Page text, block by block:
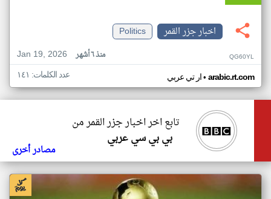
اخبار جزر القمر
Politics
Jan 19, 2026
منذ ٦ أشهر QG60YL
ار تي عربي• arabic.rt.com عدد الكلمات: ١٤١
تابع اخر اخبار جزر القمر من
بي بي سي عربي
مصادر أخرى